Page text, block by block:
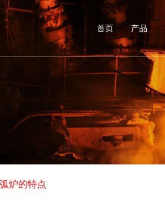
首页 产品
炉的特点